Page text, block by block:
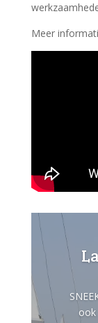
Meer
ook